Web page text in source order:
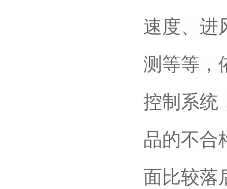
速度、进
测等等，
控制系统
品的不合
面比较落